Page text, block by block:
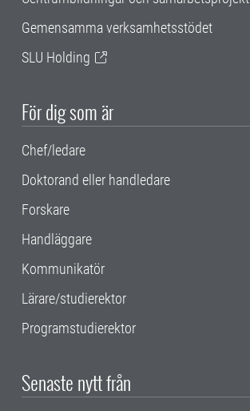
Gemensamma verksamhetsstödet
SLU Holding
För dig som är
Chef/ledare
Doktorand eller handledare
Forskare
Handläggare
Kommunikatör
Lärare/studierektor
Programstudierektor
Senaste nytt från